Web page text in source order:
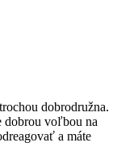
dobrodružna.
dobrou voľbou na
a máte